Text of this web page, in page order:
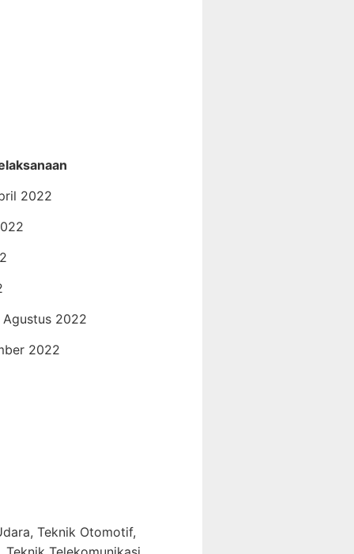
2022
2022
2022
Teknik Otomotif,